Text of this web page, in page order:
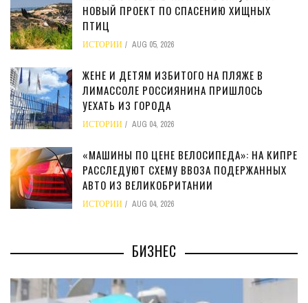
НОВЫЙ ПРОЕКТ ПО СПАСЕНИЮ ХИЩНЫХ
ПТИЦ
ИСТОРИИ AUG 05, 2026
ЖЕНЕ И ДЕТЯМ ИЗБИТОГО НА ПЛЯЖЕ В
ЛИМАССОЛЕ РОССИЯНИНА ПРИШЛОСЬ
УЕХАТЬ ИЗ ГОРОДА
ИСТОРИИ AUG 04, 2026
«МАШИНЫ ПО ЦЕНЕ ВЕЛОСИПЕДА»: НА КИПРЕ
РАССЛЕДУЮТ СХЕМУ ВВОЗА ПОДЕРЖАННЫХ
АВТО ИЗ ВЕЛИКОБРИТАНИИ
ИСТОРИИ AUG 04, 2026
БИЗНЕС